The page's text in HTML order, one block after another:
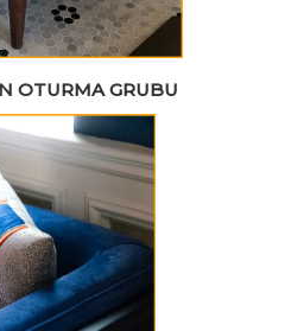
OTURMA GRUBU